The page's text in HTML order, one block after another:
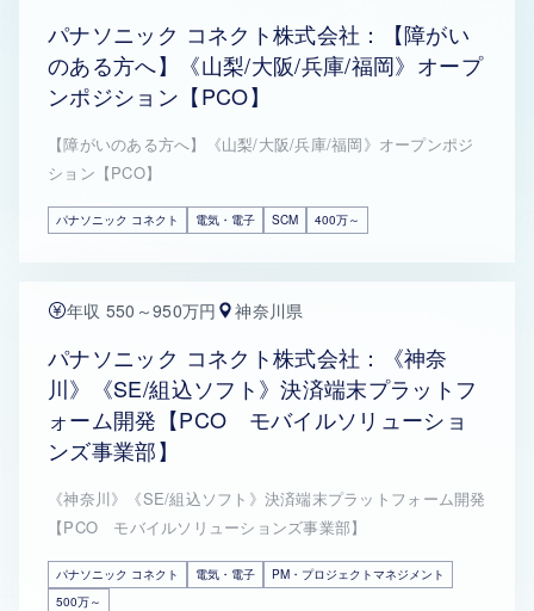
パナソニック コネクト株式会社：【障がい
のある方へ】《山梨/大阪/兵庫/福岡》オープ
ンポジション【PCO】
【障がいのある方へ】《山梨/大阪/兵庫/福岡》オープンポジ
ション【PCO】
パナソニック コネクト 電気・電子 SCM 400万～
年収 550～950万円 神奈川県
パナソニック コネクト株式会社：《神奈
川》《SE/組込ソフト》決済端末プラットフ
ォーム開発【PCO モバイルソリューショ
ンズ事業部】
《神奈川》《SE/組込ソフト》決済端末プラットフォーム開発
【PCO モバイルソリューションズ事業部】
パナソニック コネクト 電気・電子
PM・プロジェクトマネジメント
500万～